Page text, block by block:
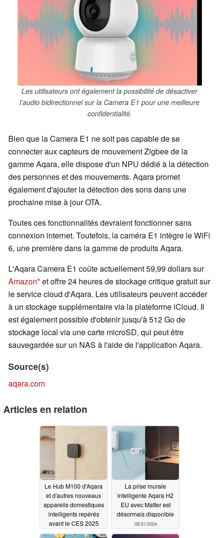
Les utilisateurs ont également la possibilité de désactiver
l'audio bidirectionnel sur la Camera E1 pour une meilleure
confidentialité.
Bien que la Camera E1 ne soit pas capable de se
connecter aux capteurs de mouvement Zigbee de la
gamme Aqara, elle dispose d'un NPU dédié à la détection
des personnes et des mouvements. Aqara promet
également d'ajouter la détection des sons dans une
prochaine mise à jour OTA.
Toutes ces fonctionnalités devraient fonctionner sans
connexion internet. Toutefois, la caméra E1 intègre le WiFi
6, une première dans la gamme de produits Aqara.
L'Aqara Camera E1 coûte actuellement 59,99 dollars sur
Amazon et offre 24 heures de stockage critique gratuit sur
le service cloud d'Aqara. Les utilisateurs peuvent accéder
à un stockage supplémentaire via la plateforme iCloud. Il
est également possible d'obtenir jusqu'à 512 Go de
stockage local via une carte microSD, qui peut être
sauvegardée sur un NAS à l'aide de l'application Aqara.
Source(s)
aqara.com
Articles en relation
Le Hub M100 d'Aqara
et d'autres nouveaux
appareils domestiques
intelligents repérés
avant le CES 2025
01/04/2025
La prise murale
intelligente Aqara H2
EU avec Matter est
désormais disponible
05/31/2024